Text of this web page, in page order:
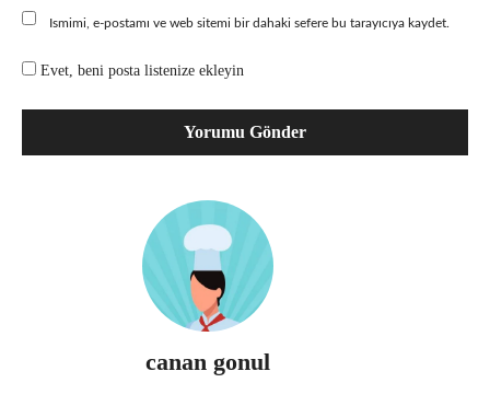
Ismimi, e-postamı ve web sitemi bir dahaki sefere bu tarayıcıya kaydet.
Evet, beni posta listenize ekleyin
canan gonul